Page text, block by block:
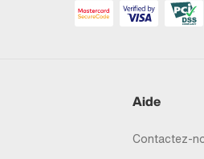
Aide
Contactez-